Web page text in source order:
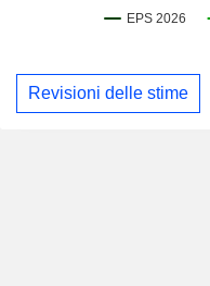
Revisioni delle stime